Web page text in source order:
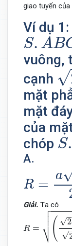
giao tuyến của
Ví dụ
S. AB
S. ABC
vuông,
cạnh √
2
mặt
mặt
của
chóp S.
S.
A.
R =
a
R=
Giải. Ta có
R =



⎷( √2
√
R=(2 a2)2+(2